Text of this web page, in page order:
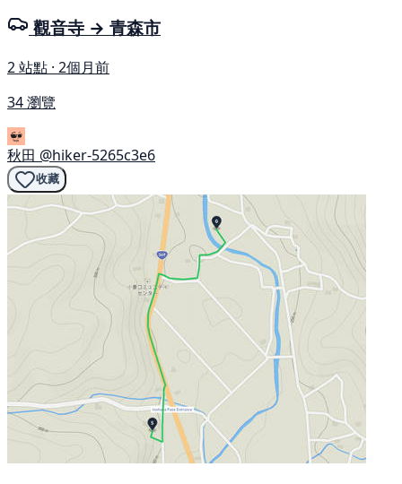
觀音寺 → 青森市
2 站點 · 2個月前
34 瀏覽
秋田 @hiker-5265c3e6
收藏